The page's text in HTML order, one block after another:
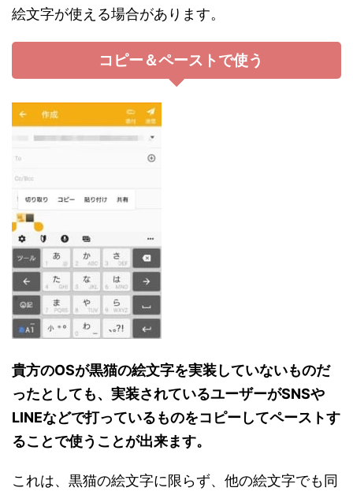
絵文字が使える場合があります。
コピー＆ペーストで使う
貴方のOSが黒猫の絵文字を実装していないものだ
ったとしても、実装されているユーザーがSNSや
LINEなどで打っているものをコピーしてペーストす
ることで使うことが出来ます。
これは、黒猫の絵文字に限らず、他の絵文字でも同